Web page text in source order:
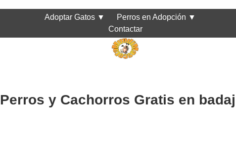
Adoptar Gatos ▼ Perros en Adopción ▼
Contactar
Perros y Cachorros Gratis en